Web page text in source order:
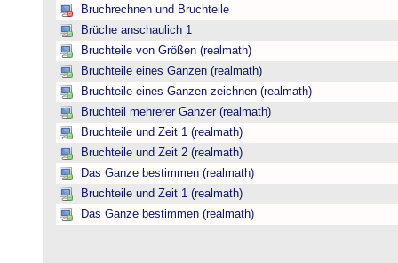
Bruchrechnen und Bruchteile
Brüche anschaulich 1
Bruchteile von Größen (realmath)
Bruchteile eines Ganzen (realmath)
Bruchteile eines Ganzen zeichnen (realmath)
Bruchteil mehrerer Ganzer (realmath)
Bruchteile und Zeit 1 (realmath)
Bruchteile und Zeit 2 (realmath)
Das Ganze bestimmen (realmath)
Bruchteile und Zeit 1 (realmath)
Das Ganze bestimmen (realmath)